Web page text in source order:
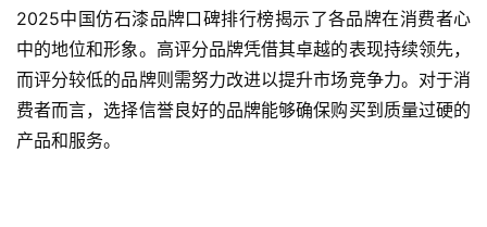
业
观
察
新
科
2025中国仿石漆品牌口碑排行榜揭示了各品牌在消费者心
中的地位和形象。高评分品牌凭借其卓越的表现持续领先，
而评分较低的品牌则需努力改进以提升市场竞争力。对于消
费者而言，选择信誉良好的品牌能够确保购买到质量过硬的
产品和服务。